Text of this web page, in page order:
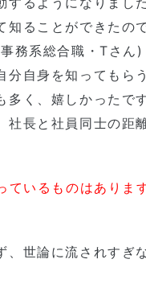
知ることができた
務系総合職・Tさん)
分自身を知ってもら
多く、嬉しかったで
社長と社員同士の距
ているものはありま
、世論に流されす